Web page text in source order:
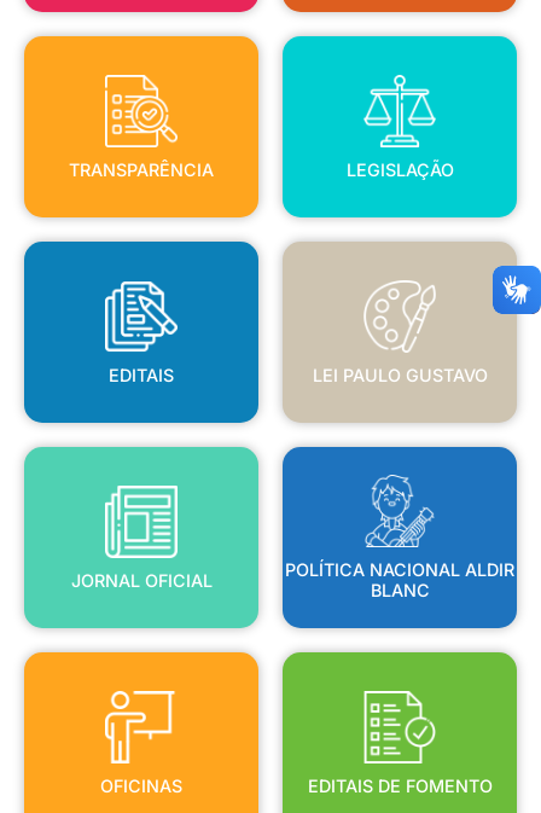
TRANSPARÊNCIA
TRANSPARÊNCIA
LEGISLAÇÃO
LEGISLAÇÃO
EDITAIS
EDITAIS
LEI PAULO GUSTAVO
LEI PAULO GUSTAVO
JORNAL OFICIAL
JORNAL OFICIAL
POLÍTICA NACIONAL ALDIR
BLANC
POLÍTICA NACIONAL ALDIR
BLANC
OFICINAS
OFICINAS
EDITAIS DE FOMENTO
EDITAIS DE FOMENTO